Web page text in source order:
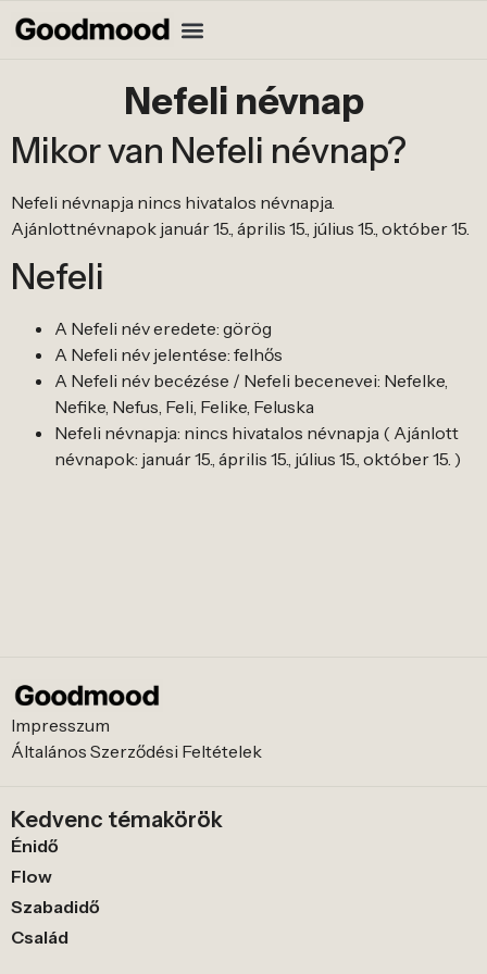
Nefeli névnap
Mikor van Nefeli névnap?
Nefeli névnapja nincs hivatalos névnapja.
Ajánlottnévnapok január 15., április 15., július 15., október 15.
Nefeli
A Nefeli név eredete: görög
A Nefeli név jelentése: felhős
A Nefeli név becézése / Nefeli becenevei: Nefelke,
Nefike, Nefus, Feli, Felike, Feluska
Nefeli névnapja: nincs hivatalos névnapja ( Ajánlott
névnapok: január 15., április 15., július 15., október 15. )
Impresszum
Általános Szerződési Feltételek
Kedvenc témakörök
Énidő
Flow
Szabadidő
Család